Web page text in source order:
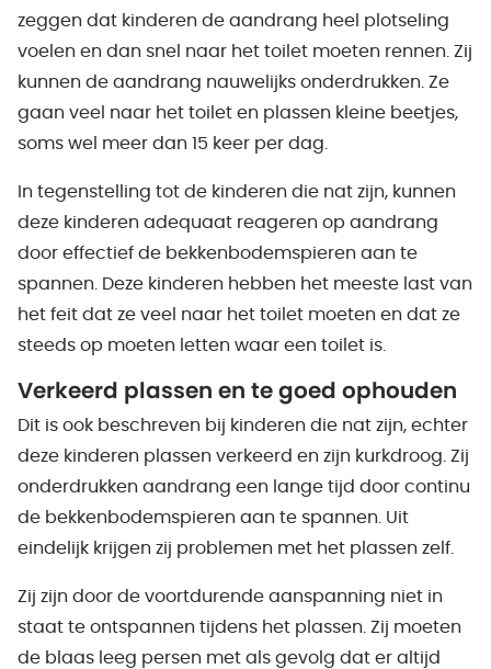
zeggen dat kinderen de aandrang heel plotseling
voelen en dan snel naar het toilet moeten rennen. Zij
kunnen de aandrang nauwelijks onderdrukken. Ze
gaan veel naar het toilet en plassen kleine beetjes,
soms wel meer dan 15 keer per dag.
In tegenstelling tot de kinderen die nat zijn, kunnen
deze kinderen adequaat reageren op aandrang
door effectief de bekkenbodemspieren aan te
spannen. Deze kinderen hebben het meeste last van
het feit dat ze veel naar het toilet moeten en dat ze
steeds op moeten letten waar een toilet is.
Verkeerd plassen en te goed ophouden
Dit is ook beschreven bij kinderen die nat zijn, echter
deze kinderen plassen verkeerd en zijn kurkdroog. Zij
onderdrukken aandrang een lange tijd door continu
de bekkenbodemspieren aan te spannen. Uit
eindelijk krijgen zij problemen met het plassen zelf.
Zij zijn door de voortdurende aanspanning niet in
staat te ontspannen tijdens het plassen. Zij moeten
de blaas leeg persen met als gevolg dat er altijd